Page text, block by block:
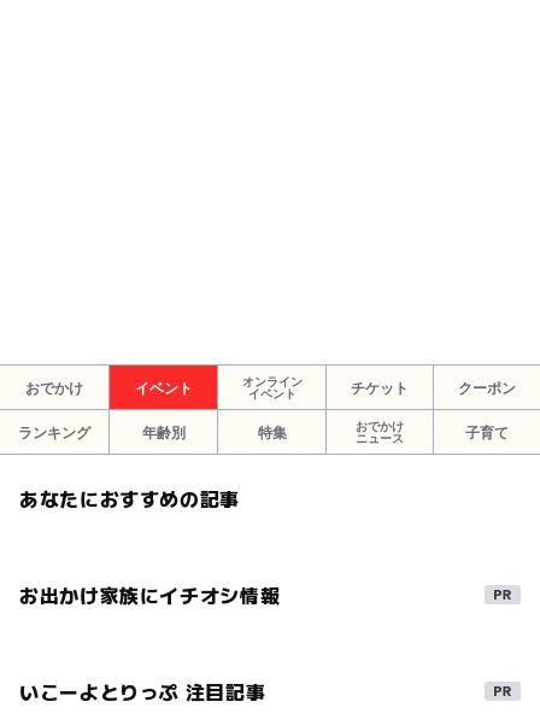
おでかけ イベント
オンライン
イベント
チケット クーポン
ランキング 年齢別 特集
おでかけ
ニュース
子育て
あなたにおすすめの記事
お出かけ家族にイチオシ情報
いこーよとりっぷ 注目記事